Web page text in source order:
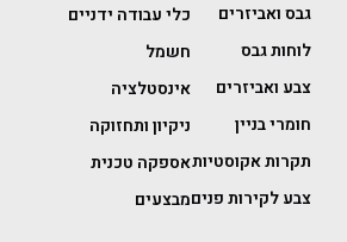
גבס ואביזרים
לוחות גבס
צבע ואביזרים
חומרי בניין
תקרות אקוסטיות
צבע לקירות פנים
כלי עבודה ידניים
חשמל
אינסטלציה
ניקיון ותחזוקה
אספקה טכנית
מבצעים